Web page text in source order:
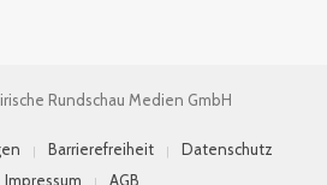
Rundschau Medien GmbH
Barrierefreiheit
Datenschutz
Impressum
AGB